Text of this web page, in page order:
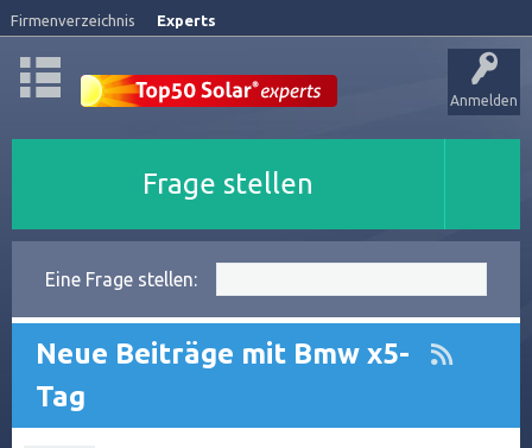
Firmenverzeichnis Experts
Anmelden
Frage stellen
Eine Frage stellen:
Neue Beiträge mit Bmw x5-
Tag